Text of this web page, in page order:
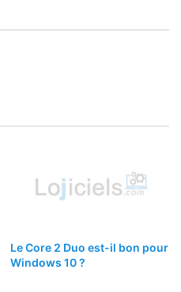
Le Core 2 Duo est-il bon pour
Windows 10 ?